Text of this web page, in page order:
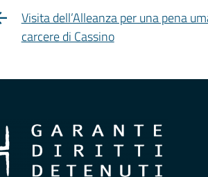
Visita dell’Alleanza per una pena
carcere di Cassino